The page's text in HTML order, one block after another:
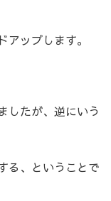
ップします。
したが、逆にいう
る、ということで